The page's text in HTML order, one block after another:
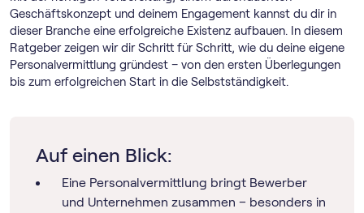
Geschäftskonzept und deinem Engagement kannst du dir in
dieser Branche eine erfolgreiche Existenz aufbauen. In diesem
Ratgeber zeigen wir dir Schritt für Schritt, wie du deine eigene
Personalvermittlung gründest – von den ersten Überlegungen
bis zum erfolgreichen Start in die Selbstständigkeit.
Auf einen Blick:
Eine Personalvermittlung bringt Bewerber
und Unternehmen zusammen – besonders in